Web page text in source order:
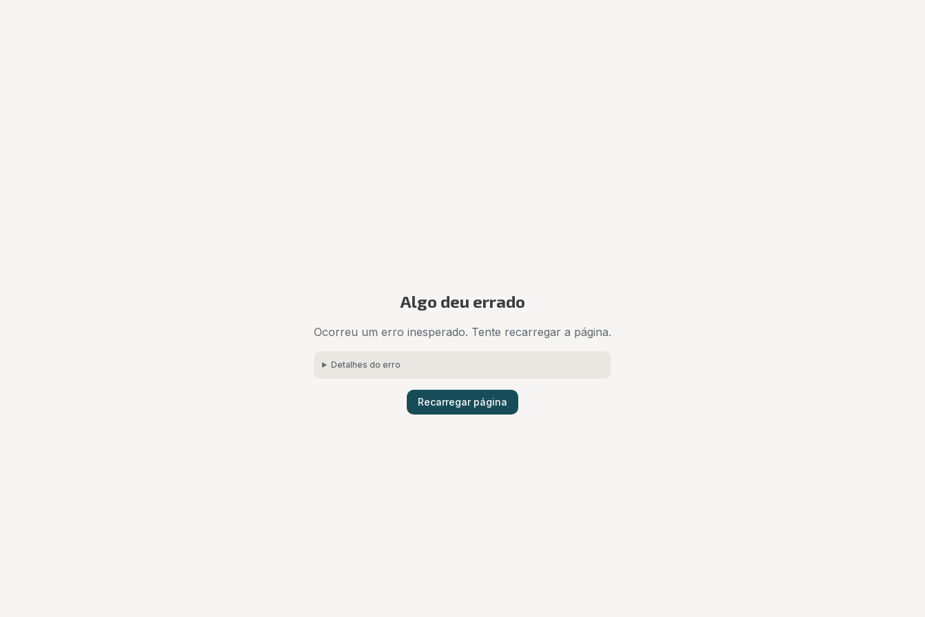
Algo deu errado
Ocorreu um erro inesperado. Tente recarregar a página.
Detalhes do erro
Recarregar página